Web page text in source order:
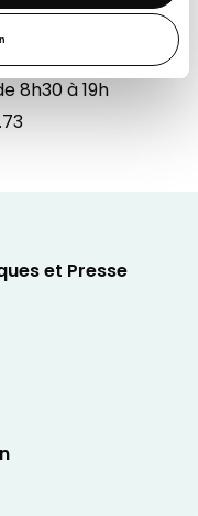
B725 (étage
8h30 à 19h
et Presse